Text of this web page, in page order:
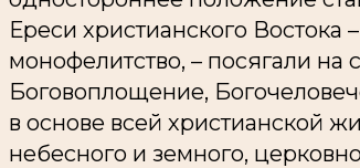
Ереси христианского Востока
монофелитство, – посягали на
Боговоплощение,
в основе всей христианской
небесного и земного,